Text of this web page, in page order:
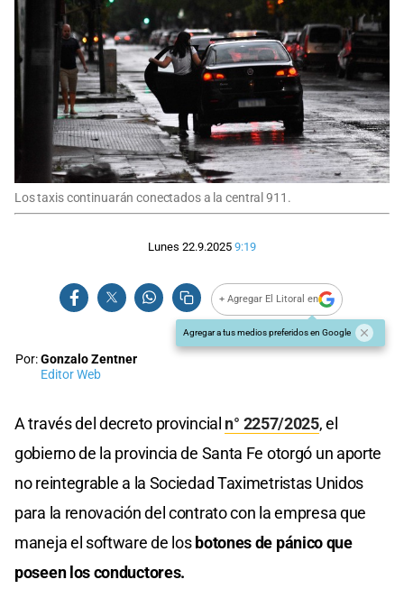
Los taxis continuarán conectados a la central 911.
Lunes 22.9.2025 9:19
+ Agregar El Litoral en
Agregar a tus medios preferidos en Google
Por:Gonzalo Zentner
Editor Web
A través del decreto provincial n° 2257/2025, el
gobierno de la provincia de Santa Fe otorgó un aporte
no reintegrable a la Sociedad Taximetristas Unidos
para la renovación del contrato con la empresa que
maneja el software de losbotones de pánico que
poseen los conductores.